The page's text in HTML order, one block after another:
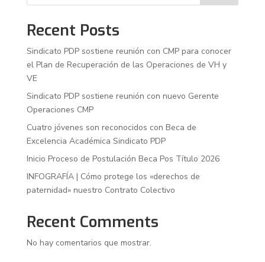
Recent Posts
Sindicato PDP sostiene reunión con CMP para conocer
el Plan de Recuperación de las Operaciones de VH y
VE
Sindicato PDP sostiene reunión con nuevo Gerente
Operaciones CMP
Cuatro jóvenes son reconocidos con Beca de
Excelencia Académica Sindicato PDP
Inicio Proceso de Postulación Beca Pos Título 2026
INFOGRAFÍA | Cómo protege los «derechos de
paternidad» nuestro Contrato Colectivo
Recent Comments
No hay comentarios que mostrar.